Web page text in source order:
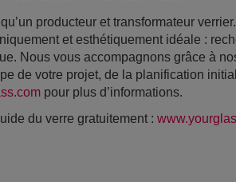
producteur et transformateur
et esthétiquement idéale :
Nous vous accompagnons grâce à
de votre projet, de la planification
pour plus d’informations.
du verre gratuitement :